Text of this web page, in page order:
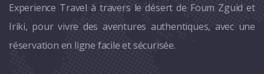
Experience Travel à travers le désert de Foum Zguid et
Iriki, pour vivre des aventures authentiques, avec une
réservation en ligne facile et sécurisée.